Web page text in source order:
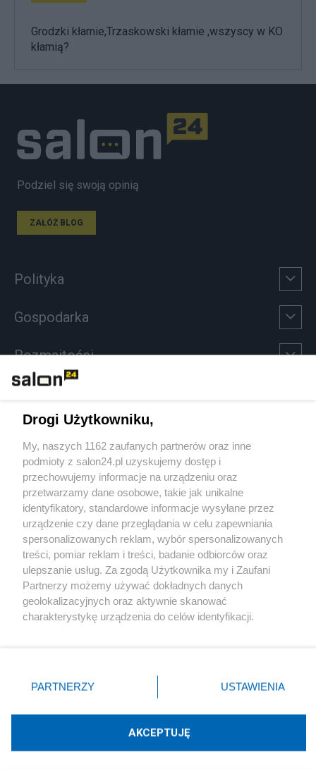
Grodzki kłamie,Trzaskowski kłamie ,wszyscy w KO
kłamią?
Podziel się swoją opinią
ZAŁÓŻ BLOG
Polityka
Gospodarka
Rozmaitości
Sport
Społeczeństwo
Kultura
X Facebook Instagram Youtube
Technologię dostarcza:W3media.pl
Drogi Użytkowniku,
My, naszych 1162 zaufanych partnerów oraz inne
podmioty z salon24.pl uzyskujemy dostęp i
przechowujemy informacje na urządzeniu oraz
przetwarzamy dane osobowe, takie jak unikalne
identyfikatory, standardowe informacje wysyłane przez
urządzenie czy dane przeglądania w celu zapewniania
spersonalizowanych reklam, wybór spersonalizowanych
treści, pomiar reklam i treści, badanie odbiorców oraz
ulepszanie usług. Za zgodą Użytkownika my i Zaufani
Partnerzy możemy używać dokładnych danych
geolokalizacyjnych oraz aktywnie skanować
charakterystykę urządzenia do celów identyfikacji.
zmienić/wycofać klikając przycisk ustawień prywatności
znajdujący się w lewym dolnym rogu strony
rodzaje przetwarzania danych nie wymagają zgody
użytkownika, ale masz prawo sprzeciwić się takiemu
przetwarzaniu. Preferencje będą miały zastosowania tylko
PARTNERZY USTAWIENIA
AKCEPTUJĘ